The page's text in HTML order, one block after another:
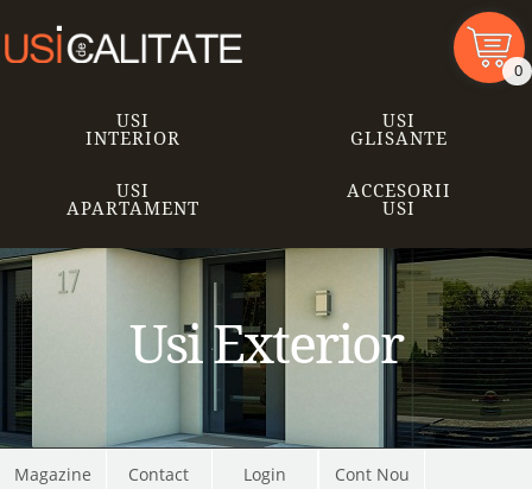
0
USI
INTERIOR
USI
GLISANTE
USI
APARTAMENT
ACCESORII
USI
Usi Exterior
Magazine Contact Cont Nou